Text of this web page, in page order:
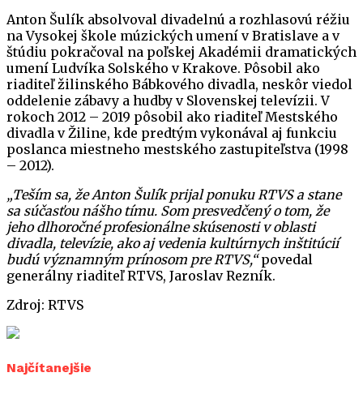
Anton Šulík absolvoval divadelnú a rozhlasovú réžiu
na Vysokej škole múzických umení v Bratislave a v
štúdiu pokračoval na poľskej Akadémii dramatických
umení Ludvíka Solského v Krakove. Pôsobil ako
riaditeľ žilinského Bábkového divadla, neskôr viedol
oddelenie zábavy a hudby v Slovenskej televízii. V
rokoch 2012 – 2019 pôsobil ako riaditeľ Mestského
divadla v Žiline, kde predtým vykonával aj funkciu
poslanca miestneho mestského zastupiteľstva (1998
– 2012).
„Teším sa, že Anton Šulík prijal ponuku RTVS a stane
sa súčasťou nášho tímu. Som presvedčený o tom, že
jeho dlhoročné profesionálne skúsenosti v oblasti
divadla, televízie, ako aj vedenia kultúrnych inštitúcií
budú významným prínosom pre RTVS,“povedal
generálny riaditeľ RTVS, Jaroslav Rezník.
Zdroj: RTVS
Najčítanejšie